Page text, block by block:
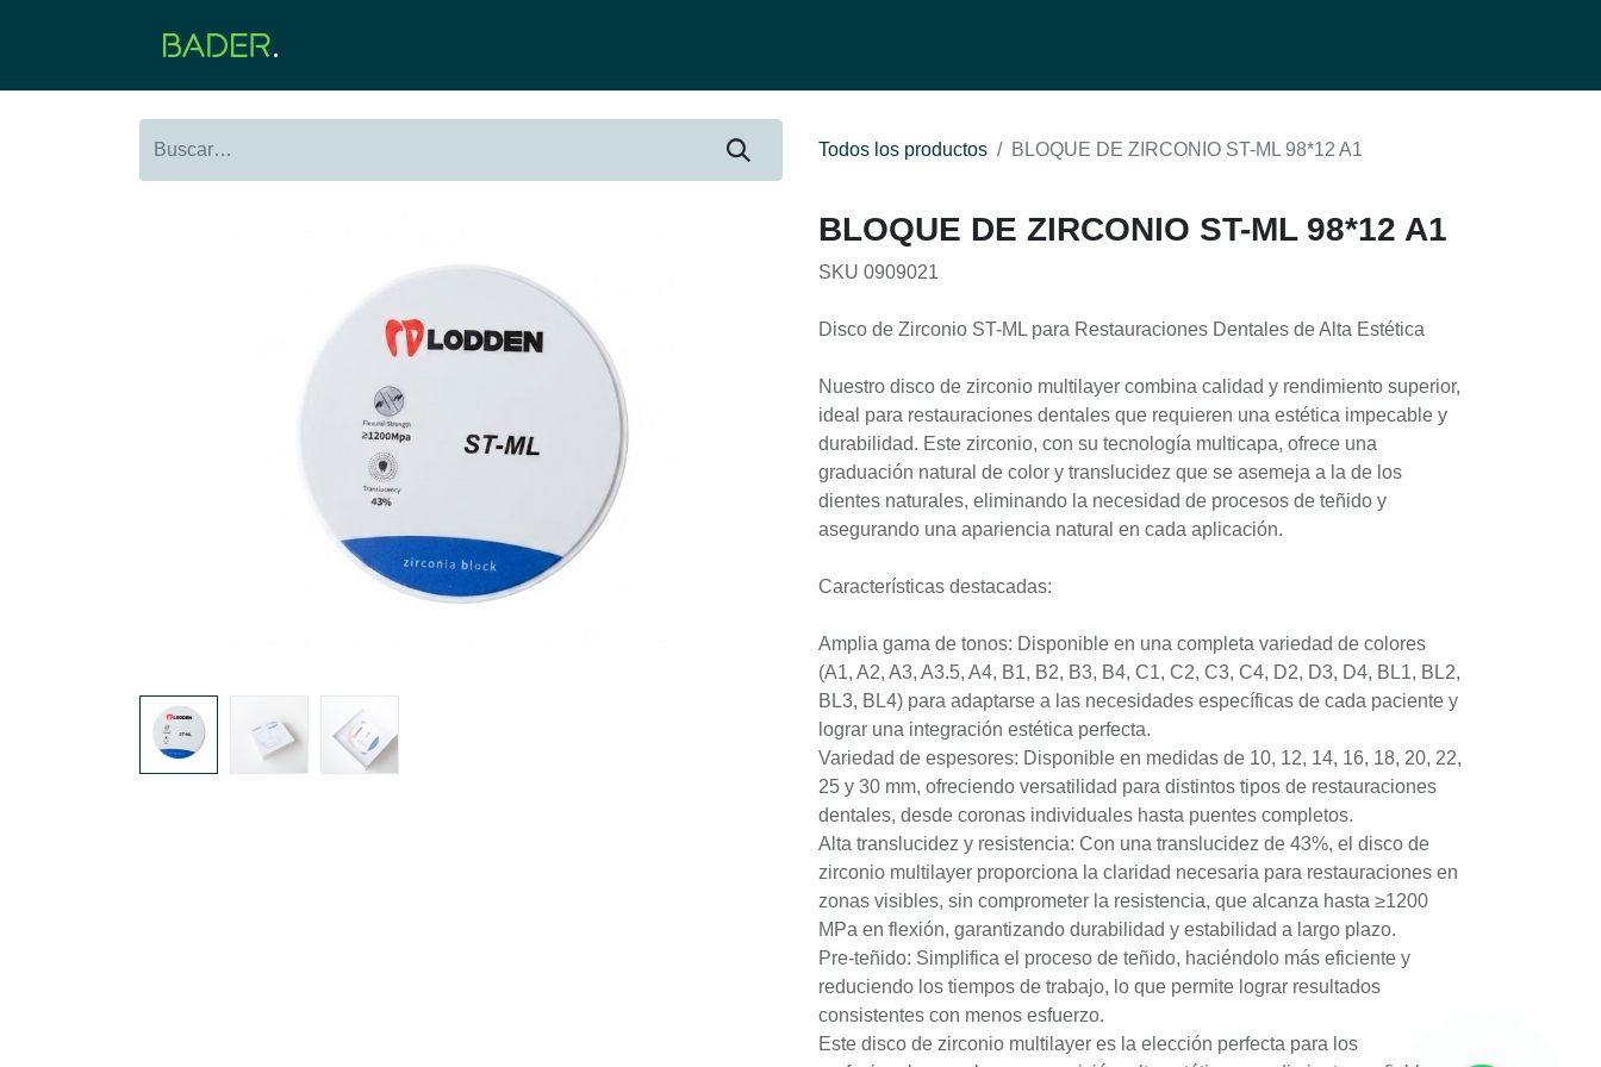
Todos los productos BLOQUE DE ZIRCONIO ST-ML 98*12 A1
BLOQUE DE ZIRCONIO ST-ML 98*12 A1
SKU 0909021
Disco de Zirconio ST-ML para Restauraciones Dentales de Alta Estética
Nuestro disco de zirconio multilayer combina calidad y rendimiento superior,
ideal para restauraciones dentales que requieren una estética impecable y
durabilidad. Este zirconio, con su tecnología multicapa, ofrece una
graduación natural de color y translucidez que se asemeja a la de los
dientes naturales, eliminando la necesidad de procesos de teñido y
asegurando una apariencia natural en cada aplicación.
Características destacadas:
Amplia gama de tonos: Disponible en una completa variedad de colores
(A1, A2, A3, A3.5, A4, B1, B2, B3, B4, C1, C2, C3, C4, D2, D3, D4, BL1, BL2,
BL3, BL4) para adaptarse a las necesidades específicas de cada paciente y
lograr una integración estética perfecta.
Variedad de espesores: Disponible en medidas de 10, 12, 14, 16, 18, 20, 22,
25 y 30 mm, ofreciendo versatilidad para distintos tipos de restauraciones
dentales, desde coronas individuales hasta puentes completos.
Alta translucidez y resistencia: Con una translucidez de 43%, el disco de
zirconio multilayer proporciona la claridad necesaria para restauraciones en
zonas visibles, sin comprometer la resistencia, que alcanza hasta ≥1200
MPa en flexión, garantizando durabilidad y estabilidad a largo plazo.
Pre-teñido: Simplifica el proceso de teñido, haciéndolo más eficiente y
reduciendo los tiempos de trabajo, lo que permite lograr resultados
consistentes con menos esfuerzo.
Este disco de zirconio multilayer es la elección perfecta para los